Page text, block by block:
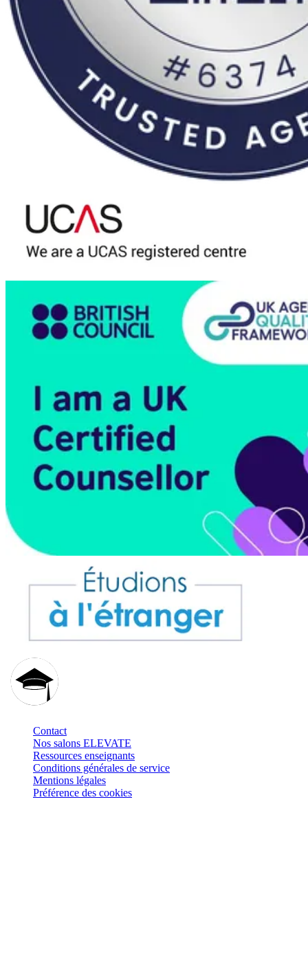
Contact
Nos salons ELEVATE
Ressources enseignants
Conditions générales de service
Mentions légales
Préférence des cookies